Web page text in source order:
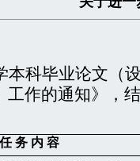
本科毕业论文（
工作的通知》，
任 务 内 容